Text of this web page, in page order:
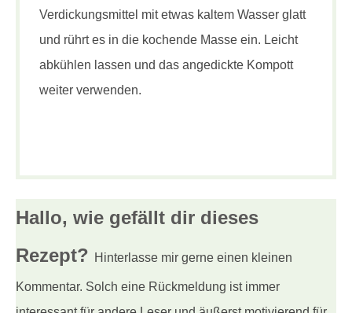
Verdickungsmittel mit etwas kaltem Wasser glatt
und rührt es in die kochende Masse ein. Leicht
abkühlen lassen und das angedickte Kompott
weiter verwenden.
Hallo, wie gefällt dir dieses
Rezept? Hinterlasse mir gerne einen kleinen
Kommentar. Solch eine Rückmeldung ist immer